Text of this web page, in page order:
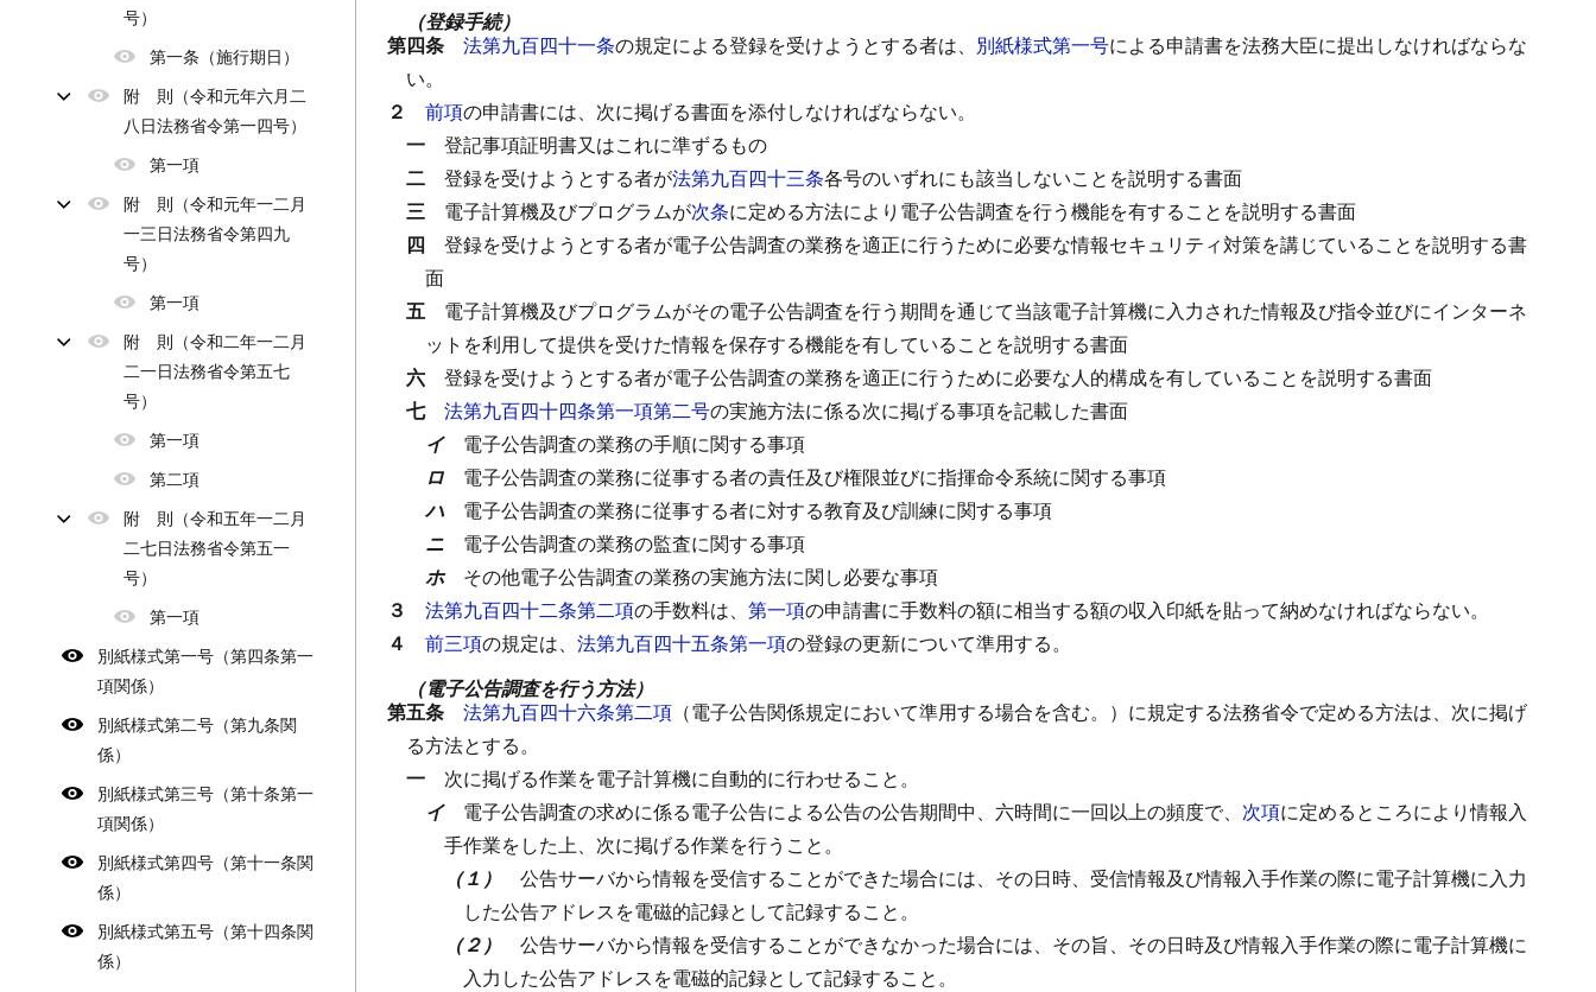
号）
第一条（施行期日）
附 則（令和元年六月二
八日法務省令第一四号）
第一項
附 則（令和元年一二月
一三日法務省令第四九
号）
第一項
附 則（令和二年一二月
二一日法務省令第五七
号）
第一項
第二項
附 則（令和五年一二月
二七日法務省令第五一
号）
第一項
別紙様式第一号（第四条第一
項関係）
別紙様式第二号（第九条関
係）
別紙様式第三号（第十条第一
項関係）
別紙様式第四号（第十一条関
係）
別紙様式第五号（第十四条関
係）
（登録手続）
第四条 法第九百四十一条の規定による登録を受けようとする者は、 別紙様式第一号による申請書を法務大臣に提出しなければならな
い。
２ 前項の申請書には、次に掲げる書面を添付しなければならない。
一 登記事項証明書又はこれに準ずるもの
二 登録を受けようとする者が法第九百四十三条各号のいずれにも該当しないことを説明する書面
三 電子計算機及びプログラムが次条に定める方法により電子公告調査を行う機能を有することを説明する書面
四 登録を受けようとする者が電子公告調査の業務を適正に行うために必要な情報セキュリティ対策を講じていることを説明する書
面
五 電子計算機及びプログラムがその電子公告調査を行う期間を通じて当該電子計算機に入力された情報及び指令並びにインターネ
ットを利用して提供を受けた情報を保存する機能を有していることを説明する書面
六 登録を受けようとする者が電子公告調査の業務を適正に行うために必要な人的構成を有していることを説明する書面
七 法第九百四十四条第一項第二号の実施方法に係る次に掲げる事項を記載した書面
イ 電子公告調査の業務の手順に関する事項
ロ 電子公告調査の業務に従事する者の責任及び権限並びに指揮命令系統に関する事項
ハ 電子公告調査の業務に従事する者に対する教育及び訓練に関する事項
ニ 電子公告調査の業務の監査に関する事項
ホ その他電子公告調査の業務の実施方法に関し必要な事項
３ 法第九百四十二条第二項の手数料は、 第一項の申請書に手数料の額に相当する額の収入印紙を貼って納めなければならない。
４ 前三項の規定は、 法第九百四十五条第一項の登録の更新について準用する。
（電子公告調査を行う方法）
第五条 法第九百四十六条第二項 （電子公告関係規定において準用する場合を含む。）に規定する法務省令で定める方法は、次に掲げ
る方法とする。
一 次に掲げる作業を電子計算機に自動的に行わせること。
イ 電子公告調査の求めに係る電子公告による公告の公告期間中、六時間に一回以上の頻度で、 次項に定めるところにより情報入
手作業をした上、次に掲げる作業を行うこと。
（１） 公告サーバから情報を受信することができた場合には、その日時、受信情報及び情報入手作業の際に電子計算機に入力
した公告アドレスを電磁的記録として記録すること。
（２） 公告サーバから情報を受信することができなかった場合には、その旨、その日時及び情報入手作業の際に電子計算機に
入力した公告アドレスを電磁的記録として記録すること。